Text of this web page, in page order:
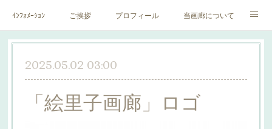
ｲﾝﾌｫﾒｰｼｮﾝ ご挨拶 プロフィール 当画廊について
作家一覧 絵里子画報
2025.05.02 03:00
「絵里子画廊」ロゴ